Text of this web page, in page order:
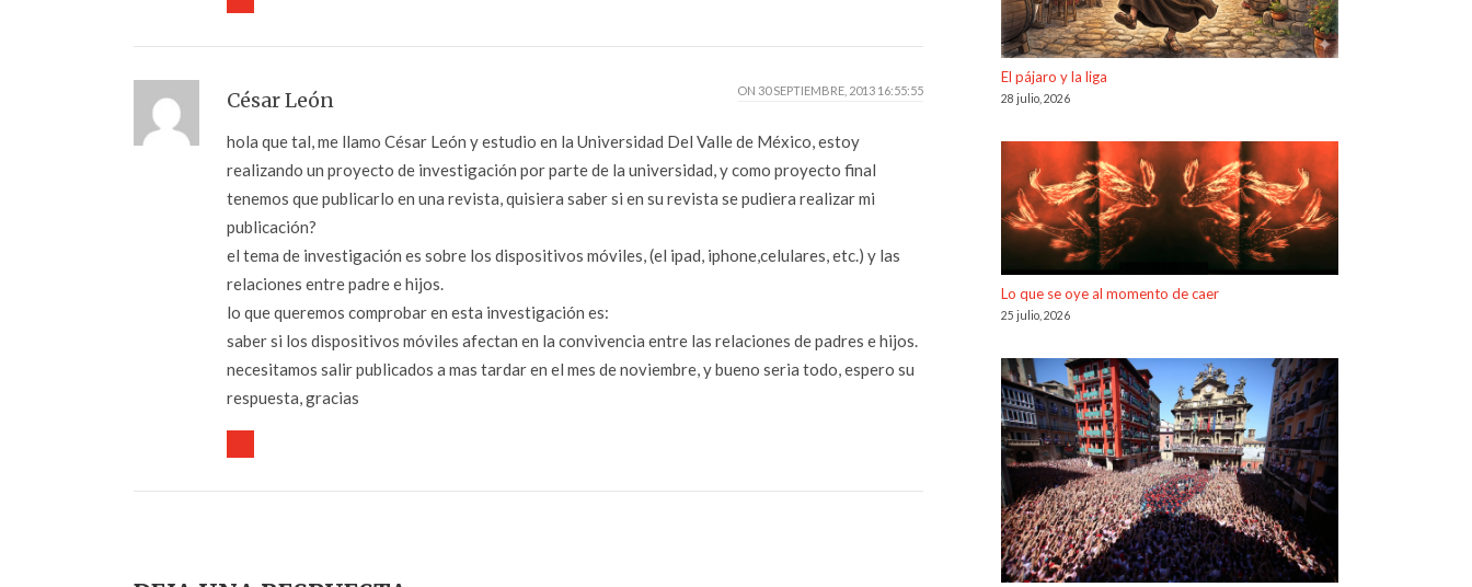
César León ON 30 SEPTIEMBRE, 2013 16:55:55
hola que tal, me llamo César León y estudio en la Universidad Del Valle de México, estoy
realizando un proyecto de investigación por parte de la universidad, y como proyecto final
tenemos que publicarlo en una revista, quisiera saber si en su revista se pudiera realizar mi
publicación?
el tema de investigación es sobre los dispositivos móviles, (el ipad, iphone,celulares, etc.) y las
relaciones entre padre e hijos.
lo que queremos comprobar en esta investigación es:
saber si los dispositivos móviles afectan en la convivencia entre las relaciones de padres e hijos.
necesitamos salir publicados a mas tardar en el mes de noviembre, y bueno seria todo, espero su
respuesta, gracias
El pájaro y la liga
28 julio, 2026
Lo que se oye al momento de caer
25 julio, 2026